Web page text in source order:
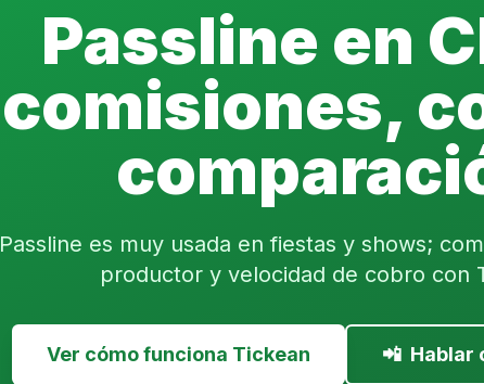
Passline en
comisiones,
Passline es muy usada en fiestas y shows;
productor y velocidad de cobro con
Ver cómo funciona Tickean 📲 Hablar